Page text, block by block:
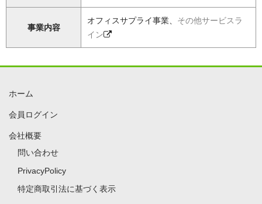
事業内容
オフィスサプライ事業、 その他サービスラ
イン
ホーム
会員ログイン
会社概要
問い合わせ
PrivacyPolicy
特定商取引法に基づく表示